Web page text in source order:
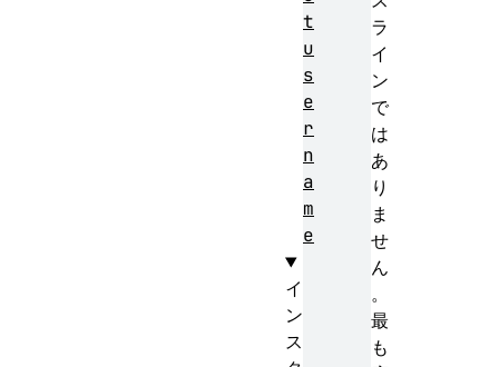
ラ
イ
ン
で
は
あ
り
ま
せ
ん
。
最
も
t
u
s
e
r
n
a
m
e
イ
ン
ス